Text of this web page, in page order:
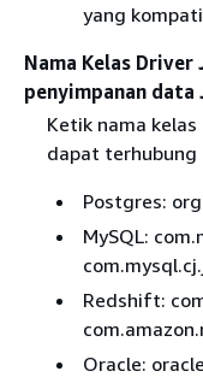
yang
Nama Kelas Driver
penyimpanan data
Ketik nama
dapat terhubung
Postgres:
MySQL:
Redshift:
Oracle: